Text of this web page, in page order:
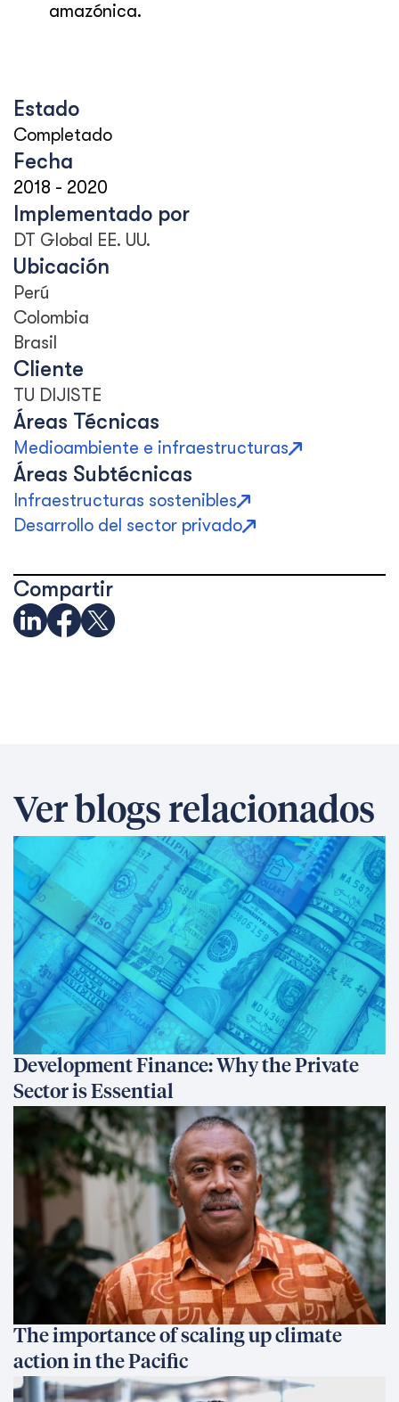
amazónica.
Estado
Completado
Fecha
2018 - 2020
Implementado por
DT Global EE. UU.
Ubicación
Perú
Colombia
Brasil
Cliente
TU DIJISTE
Áreas Técnicas
Medioambiente e infraestructuras
Áreas Subtécnicas
Infraestructuras sostenibles
Desarrollo del sector privado
Compartir
Ver blogs relacionados
Development Finance: Why the Private
Sector is Essential
The importance of scaling up climate
action in the Pacific